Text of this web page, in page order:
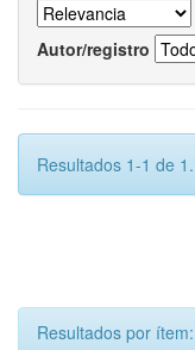
Autor/registro
Resultados 1-1 de 1.
Resultados por ítem: